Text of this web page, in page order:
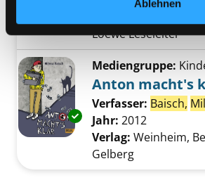
Ablehnen
Loewe Leseleiter
Exemplar-Details von
Mediengruppe:
Anton macht's
Verfasser: Baisch,
Jahr: 2012
Verlag: Weinheim,
Gelberg